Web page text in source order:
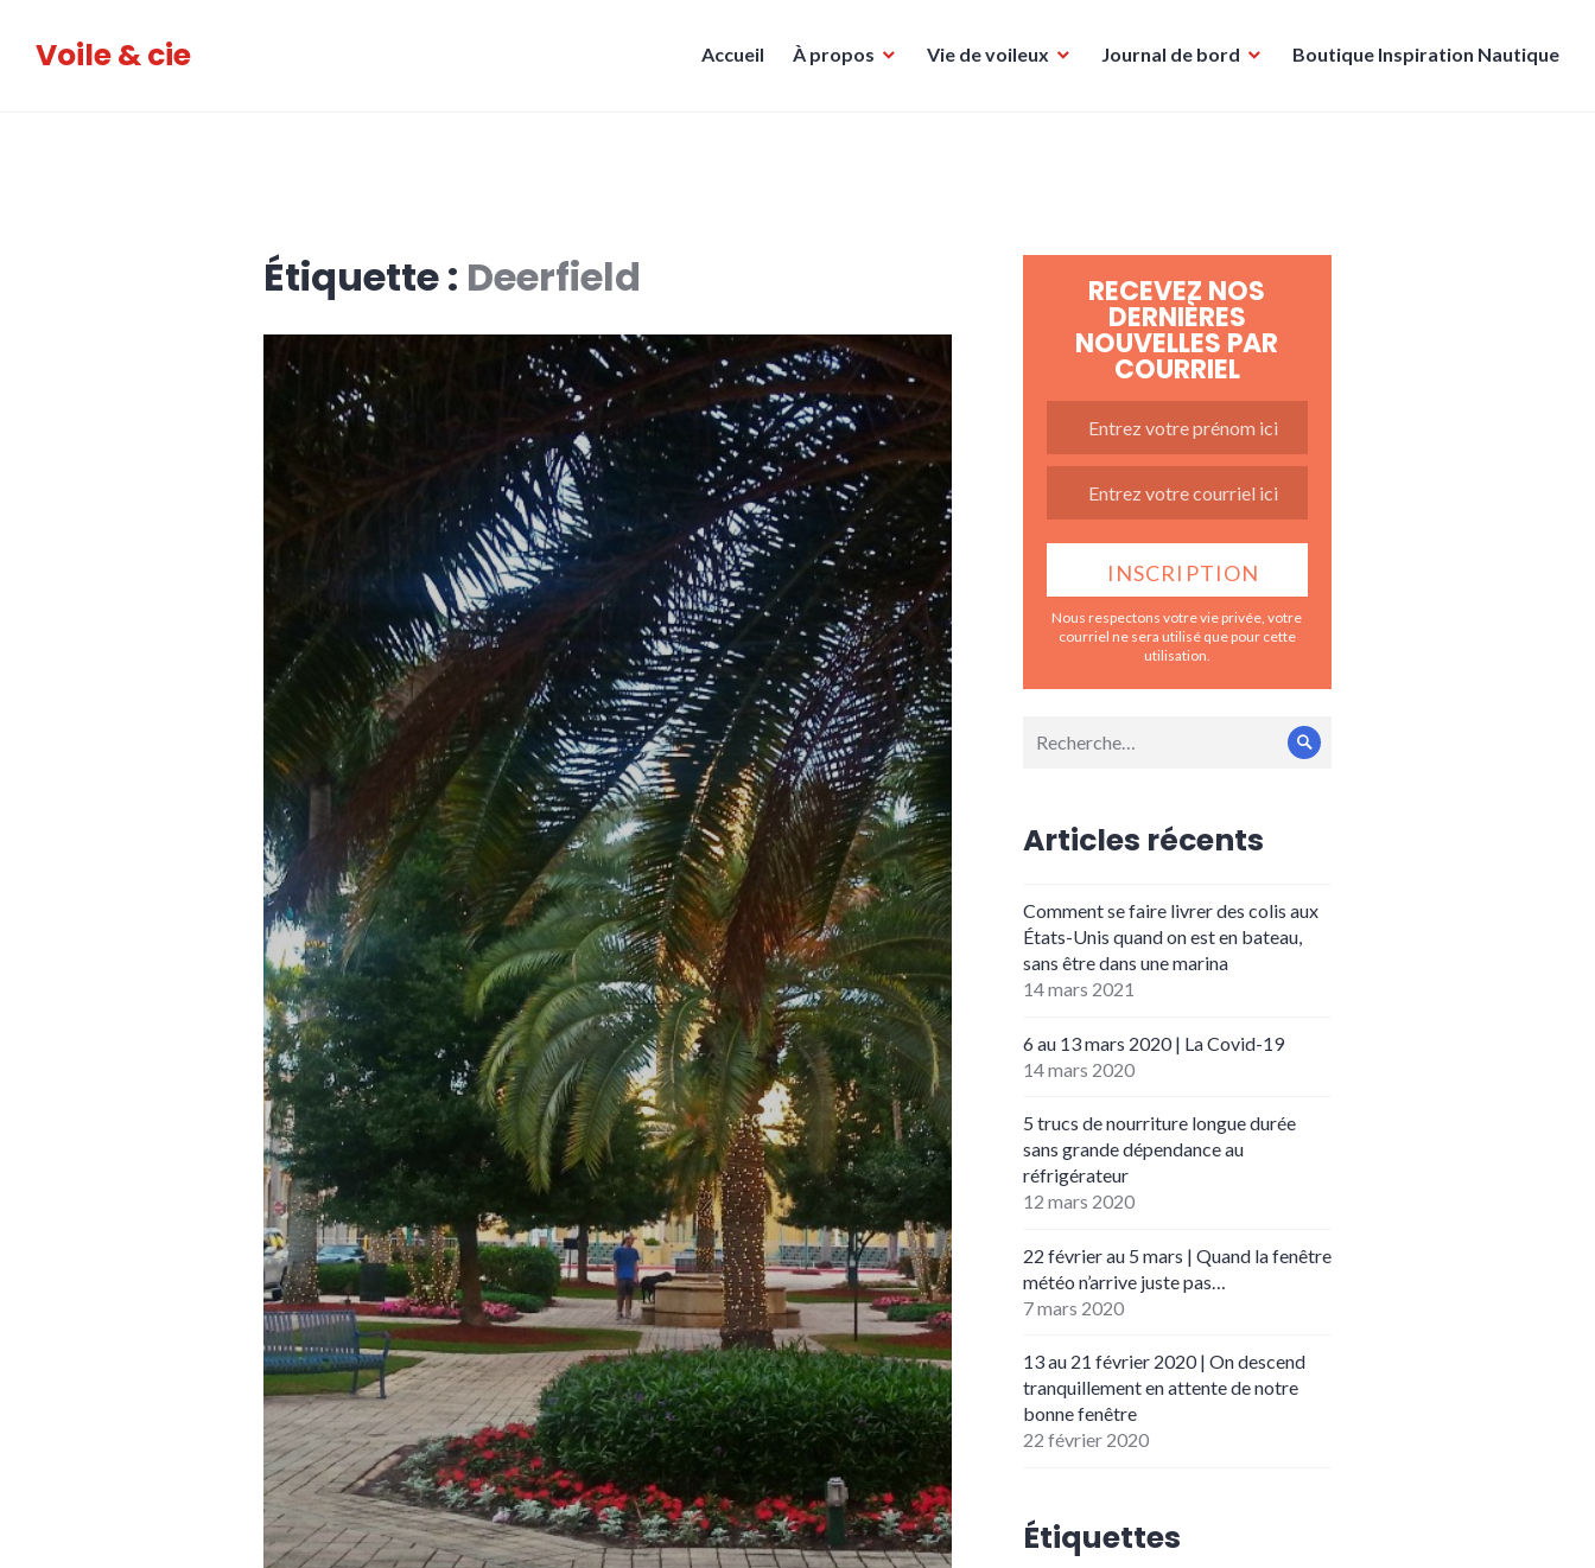
Voile & cie Accueil À propos Vie de voileux Journal de bord Boutique Inspiration Nautique
Étiquette : Deerfield RECEVEZ NOS
DERNIÈRES
NOUVELLES PAR
COURRIEL
Nous respectons votre vie privée, votre
courriel ne sera utilisé que pour cette
utilisation.
pour :
Rechercher
Articles récents
Comment se faire livrer des colis aux
États-Unis quand on est en bateau,
sans être dans une marina
14 mars 2021
6 au 13 mars 2020 | La Covid-19
14 mars 2020
5 trucs de nourriture longue durée
sans grande dépendance au
réfrigérateur
12 mars 2020
22 février au 5 mars | Quand la fenêtre
météo n’arrive juste pas…
7 mars 2020
13 au 21 février 2020 | On descend
tranquillement en attente de notre
bonne fenêtre
22 février 2020
Étiquettes